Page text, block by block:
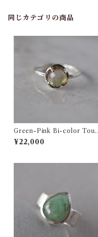
同じカテゴリの商品
Green-Pink Bi-color Tour
maline Ring バイカラートル
マリン シルバーリング
¥22,000